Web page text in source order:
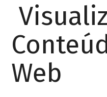
Web